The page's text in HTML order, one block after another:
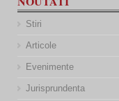
Stiri
Articole
Evenimente
Jurisprundenta